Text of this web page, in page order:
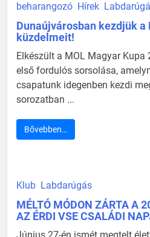
beharangozó Hírek
Dunaújvárosban kezdjük a
küzdelmeit!
Elkészült a MOL Magyar Kupa
első fordulós sorsolása,
csapatunk idegenben kezdi
sorozatban ...
Bővebben…
Klub Labdarúgás
MÉLTÓ MÓDON ZÁRTA A
AZ ÉRDI VSE CSALÁDI